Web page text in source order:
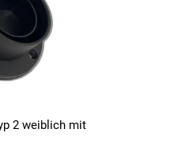
2 weiblich mit